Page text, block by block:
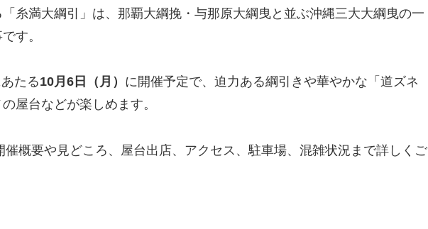
糸満大綱引」は、那覇大綱挽・与那原大綱曳と並ぶ沖縄三大大綱曳の一
す。
たる10月6日（月） に開催予定で、迫力ある綱引きや華やかな「道ズネ
屋台などが楽しめます。
概要や見どころ、屋台出店、アクセス、駐車場、混雑状況まで詳しくご